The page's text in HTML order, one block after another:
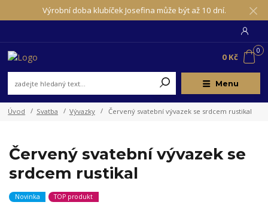
Výrobní doba klubíček Josefina může být až 10 dní.
Menu
0
0 Kč
Úvod Svatba Vývazky Červený svatební vývazek se srdcem rustikal
Červený svatební vývazek se
srdcem rustikal
Novinka TOP produkt